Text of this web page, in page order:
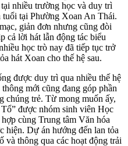
nhiều trường học và duy trì
tại Phường Xoan An Thái.
giản đơn nhưng cũng đòi
cả lời hát lẫn động tác biểu
học trò nay đã tiếp tục trở
hát Xoan cho thế hệ sau.
được duy trì qua nhiều thế hệ
mới cũng đang góp phần
chúng trẻ. Từ mong muốn ấy,
được nhóm sinh viên Học
cùng Trung tâm Văn hóa
hiện. Dự án hướng đến lan tỏa
và thông qua các hoạt động trải